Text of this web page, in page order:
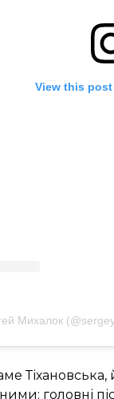
View this
Михалок
головні